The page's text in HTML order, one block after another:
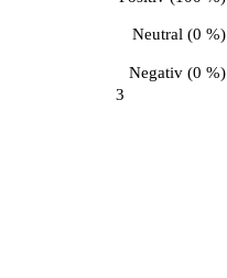
Negativ(0 %)
Neutral(0 %)
3